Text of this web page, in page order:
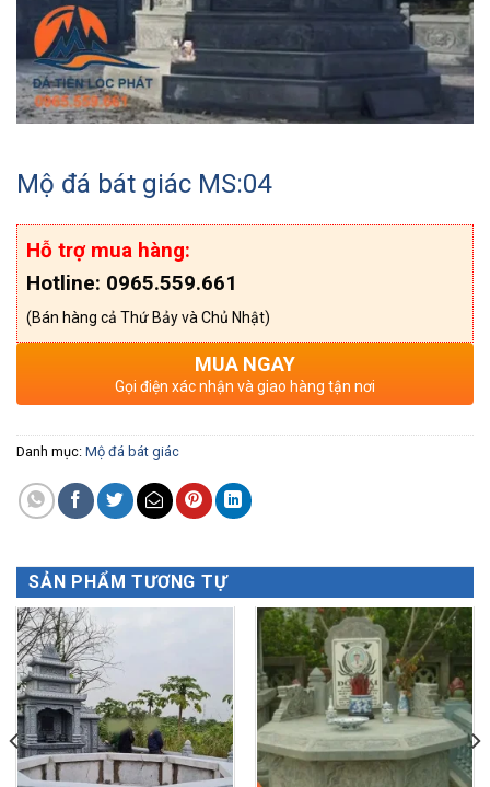
Mộ đá bát giác MS:04
Hỗ trợ mua hàng:
Hotline: 0965.559.661
(Bán hàng cả Thứ Bảy và Chủ Nhật)
MUA NGAY
Gọi điện xác nhận và giao hàng tận nơi
Danh mục: Mộ đá bát giác
SẢN PHẨM TƯƠNG TỰ